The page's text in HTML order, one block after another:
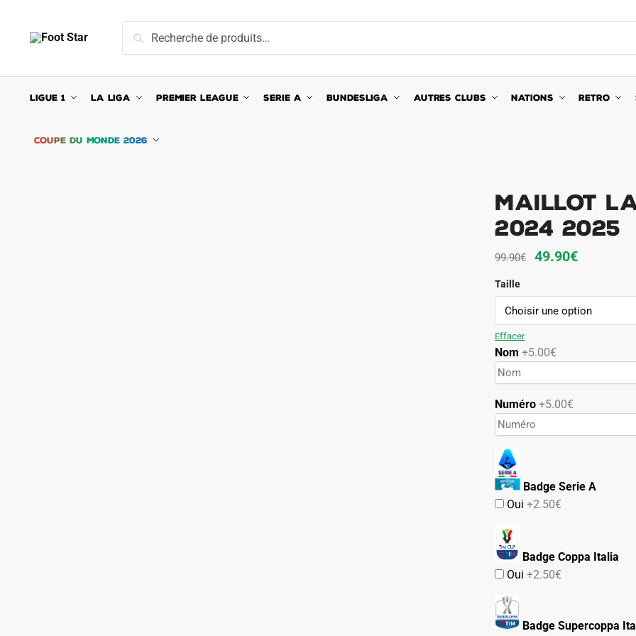
navigation
content
pour :
Recherche
LIGUE 1 LA LIGA PREMIER LEAGUE SERIE A BUNDESLIGA AUTRES CLUBS NATIONS RETRO
COUPE DU MONDE 2026
Maillot
2024 2025
99.90€
Le
initial
était :
49.90€Le
actuel
est :
Taille
Effacer
Nom +5.00€
Numéro+5.00€
Badge Serie A
Oui+2.50€
Badge Coppa Italia
Oui+2.50€
Badge Supercoppa